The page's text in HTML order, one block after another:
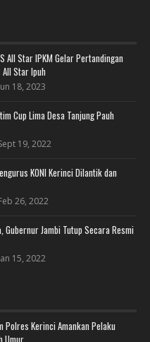
All Star IPKM Gelar Pertandingan
Star Ipuh
18, 2023
Cup Lima Desa Tanjung Pauh
19, 2022
KONI Kerinci Dilantik dan
26, 2022
Gubernur Jambi Tutup Secara Resmi
15, 2022
Polres Kerinci Amankan Pelaku